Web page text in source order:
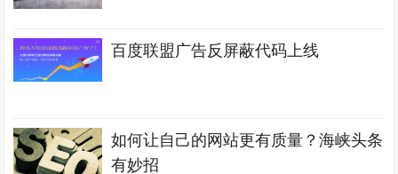
百度联盟广告反屏蔽代码上线
如何让自己的网站更有质量？海峡头条
有妙招